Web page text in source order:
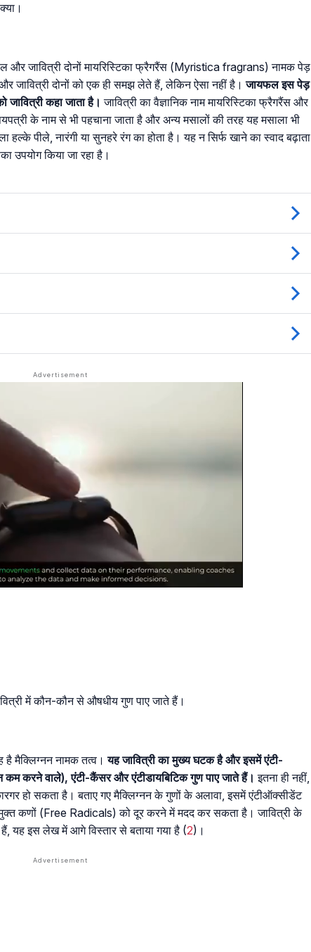
जावित्री दोनों मायरिस्टिका फ्रैगरैंस (Myristica fragrans) नामक पेड़
जावित्री दोनों को एक ही समझ लेते हैं, लेकिन ऐसा नहीं है।जायफल इस पेड़
जावित्री कहा जाता है। जावित्री का वैज्ञानिक नाम मायरिस्टिका फ्रैगरैंस और
के नाम से भी पहचाना जाता है और अन्य मसालों की तरह यह मसाला भी
हल्के पीले, नारंगी या सुनहरे रंग का होता है। यह न सिर्फ खाने का स्वाद बढ़ाता
उपयोग किया जा रहा है।
में कौन-कौन से औषधीय गुण पाए जाते हैं।
है मैक्लिग्नन नामक तत्व।यह जावित्री का मुख्य घटक है और इसमें एंटी-
कम करने वाले), एंटी-कैंसर और एंटीडायबिटिक गुण पाए जाते हैं। इतना ही नहीं,
हो सकता है। बताए गए मैक्लिग्नन के गुणों के अलावा, इसमें एंटीऑक्सीडेंट
कणों (Free Radicals) को दूर करने में मदद कर सकता है। जावित्री के
यह इस लेख में आगे विस्तार से बताया गया है (2)।